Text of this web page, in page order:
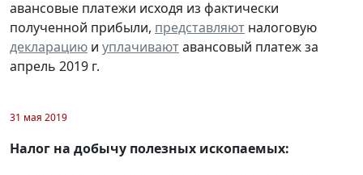
авансовые платежи исходя из фактически
полученной прибыли, представляют налоговую
декларацию и уплачиваютавансовый платеж за
апрель 2019 г.
31 мая 2019
Налог на добычу полезных ископаемых: